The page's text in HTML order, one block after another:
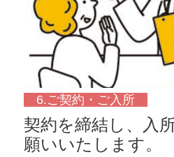
6.ご契約・ご入所
契約を締結し、入
願いいたします。